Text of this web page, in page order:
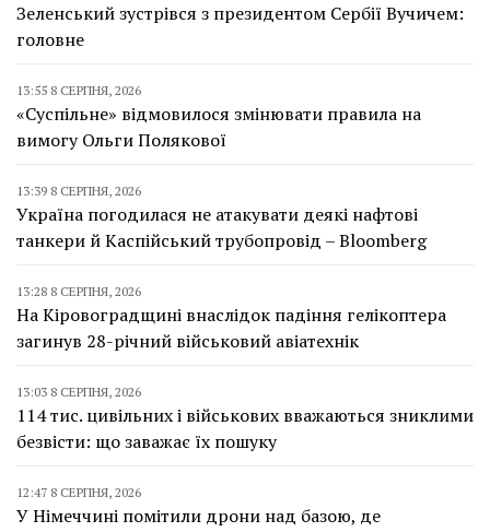
Зеленський зустрівся з президентом Сербії Вучичем:
головне
13:55 8 СЕРПНЯ, 2026
«Суспільне» відмовилося змінювати правила на
вимогу Ольги Полякової
13:39 8 СЕРПНЯ, 2026
Україна погодилася не атакувати деякі нафтові
танкери й Каспійський трубопровід – Bloomberg
13:28 8 СЕРПНЯ, 2026
На Кіровоградщині внаслідок падіння гелікоптера
загинув 28-річний військовий авіатехнік
13:03 8 СЕРПНЯ, 2026
114 тис. цивільних і військових вважаються зниклими
безвісти: що заважає їх пошуку
12:47 8 СЕРПНЯ, 2026
У Німеччині помітили дрони над базою, де